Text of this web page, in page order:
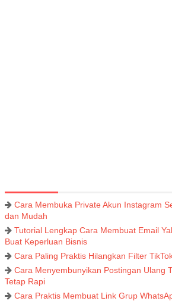
Cara Membuka Private Akun Instagram
dan Mudah
Tutorial Lengkap Cara Membuat Email
Buat Keperluan Bisnis
Cara Paling Praktis Hilangkan Filter
Cara Menyembunyikan Postingan Ulang
Tetap Rapi
Cara Praktis Membuat Link Grup